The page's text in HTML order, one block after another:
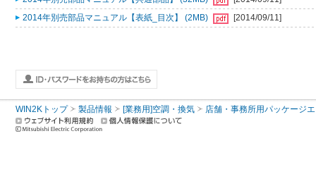
2014年別売部品マニュアル【表紙_目次】 (2MB)
[2014/09/11]
WIN2Kトップ 製品情報 [業務用]空調・換気 店舗・事務所用パッケージ